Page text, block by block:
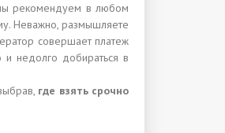
рекомендуем в любом
Неважно, размышляете
совершает платеж
недолго добираться в
где взять срочно